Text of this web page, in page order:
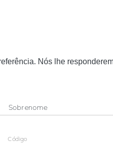
Nós lhe
Sobrenome
Código